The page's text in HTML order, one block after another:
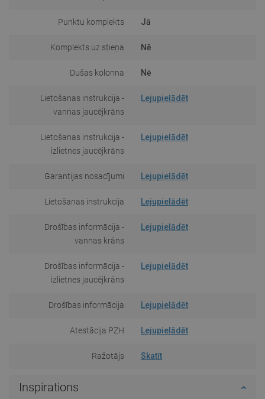
Punktu komplekts Jā
Komplekts uz stieņa Nē
Dušas kolonna Nē
Lietošanas instrukcija -
vannas jaucējkrāns
Lejupielādēt
Lietošanas instrukcija -
izlietnes jaucējkrāns
Lejupielādēt
Garantijas nosacījumi Lejupielādēt
Lietošanas instrukcija Lejupielādēt
Drošības informācija -
vannas krāns
Lejupielādēt
Drošības informācija -
izlietnes jaucējkrāns
Lejupielādēt
Drošības informācija Lejupielādēt
Atestācija PZH Lejupielādēt
Ražotājs Skatīt
Inspirations